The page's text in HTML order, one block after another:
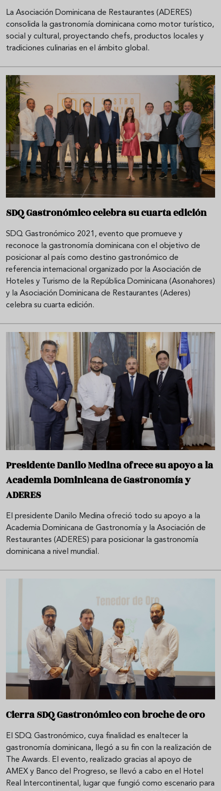
La Asociación Dominicana de Restaurantes (ADERES)
consolida la gastronomía dominicana como motor turístico,
social y cultural, proyectando chefs, productos locales y
tradiciones culinarias en el ámbito global.
SDQ Gastronómico celebra su cuarta edición
SDQ Gastronómico 2021, evento que promueve y
reconoce la gastronomía dominicana con el objetivo de
posicionar al país como destino gastronómico de
referencia internacional organizado por la Asociación de
Hoteles y Turismo de la República Dominicana (Asonahores)
y la Asociación Dominicana de Restaurantes (Aderes)
celebra su cuarta edición.
Presidente Danilo Medina ofrece su apoyo a la
Academia Dominicana de Gastronomía y
ADERES
El presidente Danilo Medina ofreció todo su apoyo a la
Academia Dominicana de Gastronomía y la Asociación de
Restaurantes (ADERES) para posicionar la gastronomía
dominicana a nivel mundial.
Cierra SDQ Gastronómico con broche de oro
El SDQ Gastronómico, cuya finalidad es enaltecer la
gastronomía dominicana, llegó a su fin con la realización de
The Awards. El evento, realizado gracias al apoyo de
AMEX y Banco del Progreso, se llevó a cabo en el Hotel
Real Intercontinental, lugar que fungió como escenario para